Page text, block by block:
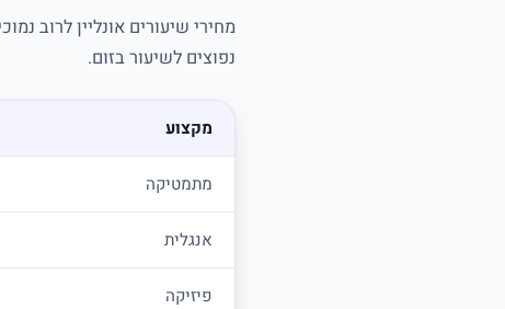
נפוצים לשיעור בזום.
מקצוע
מתמטיקה
אנגלית
פיזיקה